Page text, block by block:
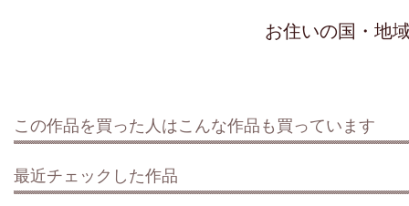
お住いの国・地
この作品を買った人はこんな作品も買っています
最近チェックした作品